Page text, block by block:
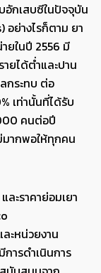
อักเสบซีในปัจจุบัน
ย่างไรก็ตาม ยา
ยในปี 2556 มี
ายได้ต่ำและปาน
กระทบ ต่อ
เท่านั้นที่ได้รับ
คนต่อปี
มากพอให้ทุกคน
ะราคาย่อมเยา
ะหน่วยงาน
การดำเนินการ